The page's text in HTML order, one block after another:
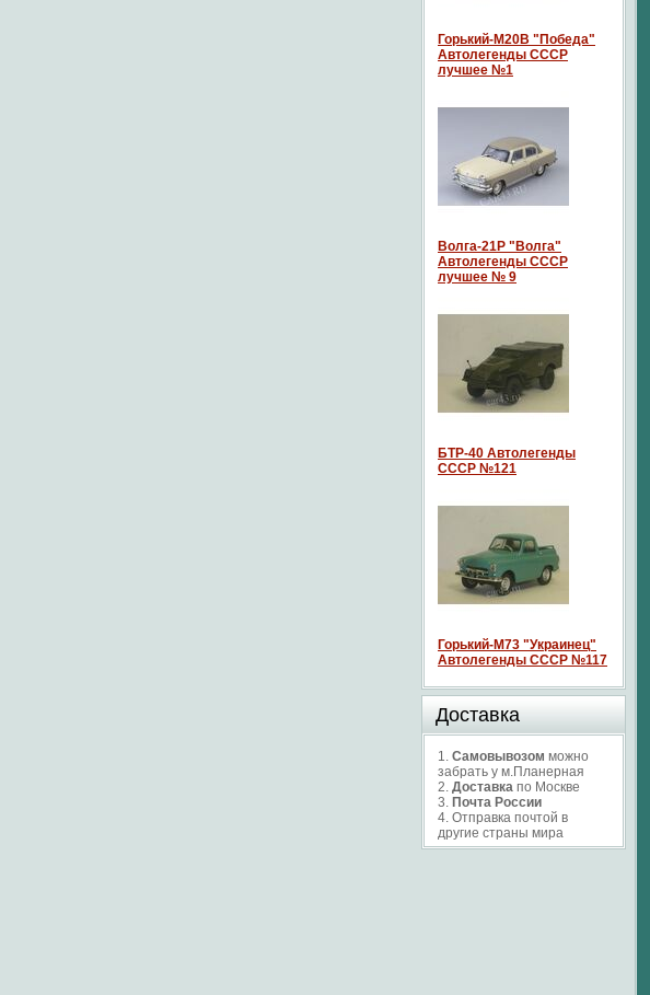
Горький-М20В "Победа"
Автолегенды СССР
лучшее №1
Волга-21P "Волга"
Автолегенды СССР
лучшее № 9
БТР-40 Автолегенды
СССР №121
Горький-М73 "Украинец"
Автолегенды СССР №117
Доставка
1. Самовывозом можно
забрать у м.Планерная
2. Доставка по Москве
3. Почта России
4. Отправка почтой в
другие страны мира